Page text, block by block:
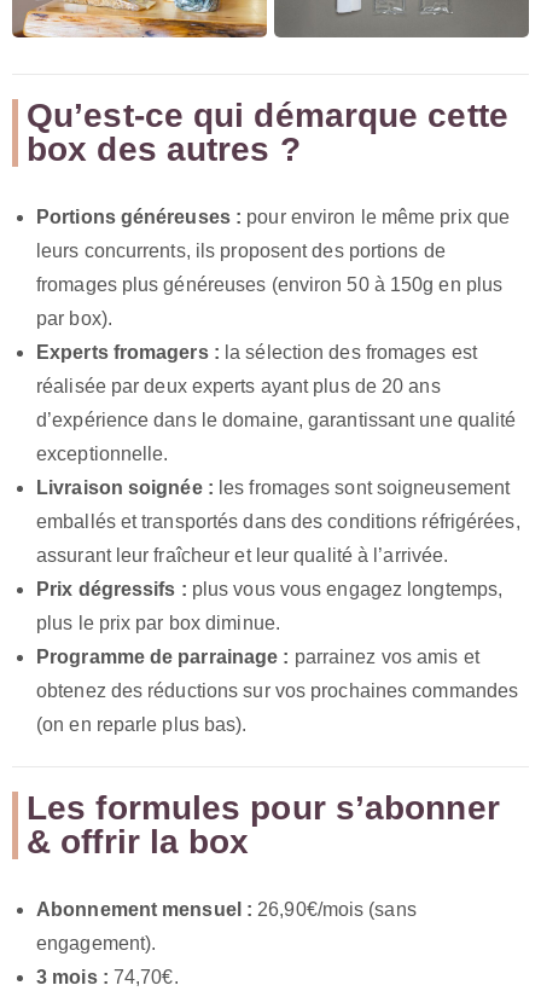
Qu’est-ce qui démarque cette
box des autres ?
Portions généreuses : pour environ le même prix que
leurs concurrents, ils proposent des portions de
fromages plus généreuses (environ 50 à 150g en plus
par box).
Experts fromagers : la sélection des fromages est
réalisée par deux experts ayant plus de 20 ans
d’expérience dans le domaine, garantissant une qualité
exceptionnelle.
Livraison soignée : les fromages sont soigneusement
emballés et transportés dans des conditions réfrigérées,
assurant leur fraîcheur et leur qualité à l’arrivée.
Prix dégressifs : plus vous vous engagez longtemps,
plus le prix par box diminue.
Programme de parrainage : parrainez vos amis et
obtenez des réductions sur vos prochaines commandes
(on en reparle plus bas).
Les formules pour s’abonner
& offrir la box
Abonnement mensuel : 26,90€/mois (sans
engagement).
3 mois : 74,70€.